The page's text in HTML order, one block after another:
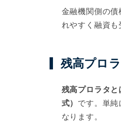
金融機関側の
れやすく融資も
残高プロ
残高プロラタ
式） です。単純
なります。